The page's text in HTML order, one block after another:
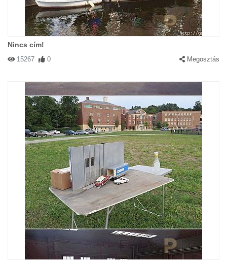
Nincs cím!
15267 0 Megosztás